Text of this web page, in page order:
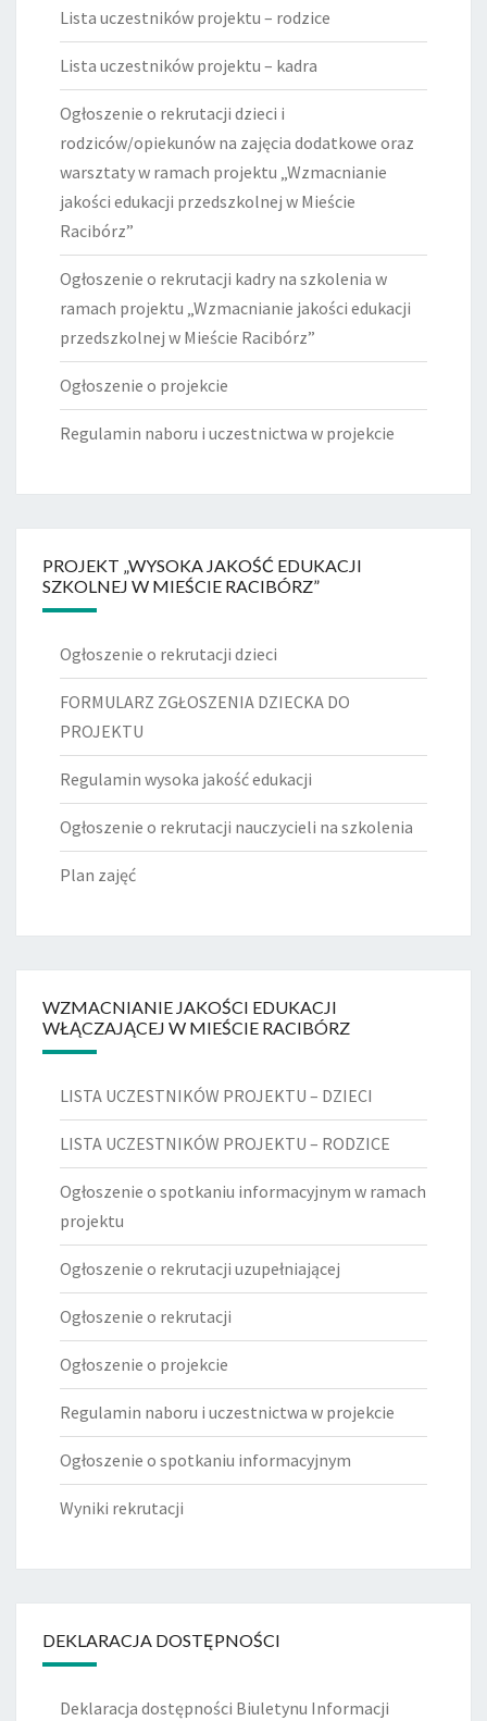
Lista uczestników projektu – rodzice
Lista uczestników projektu – kadra
Ogłoszenie o rekrutacji dzieci i
rodziców/opiekunów na zajęcia dodatkowe oraz
warsztaty w ramach projektu „Wzmacnianie
jakości edukacji przedszkolnej w Mieście
Racibórz”
Ogłoszenie o rekrutacji kadry na szkolenia w
ramach projektu „Wzmacnianie jakości edukacji
przedszkolnej w Mieście Racibórz”
Ogłoszenie o projekcie
Regulamin naboru i uczestnictwa w projekcie
PROJEKT „WYSOKA JAKOŚĆ EDUKACJI
SZKOLNEJ W MIEŚCIE RACIBÓRZ”
Ogłoszenie o rekrutacji dzieci
FORMULARZ ZGŁOSZENIA DZIECKA DO
PROJEKTU
Regulamin wysoka jakość edukacji
Ogłoszenie o rekrutacji nauczycieli na szkolenia
Plan zajęć
WZMACNIANIE JAKOŚCI EDUKACJI
WŁĄCZAJĄCEJ W MIEŚCIE RACIBÓRZ
LISTA UCZESTNIKÓW PROJEKTU – DZIECI
LISTA UCZESTNIKÓW PROJEKTU – RODZICE
Ogłoszenie o spotkaniu informacyjnym w ramach
projektu
Ogłoszenie o rekrutacji uzupełniającej
Ogłoszenie o rekrutacji
Ogłoszenie o projekcie
Regulamin naboru i uczestnictwa w projekcie
Ogłoszenie o spotkaniu informacyjnym
Wyniki rekrutacji
DEKLARACJA DOSTĘPNOŚCI
Deklaracja dostępności Biuletynu Informacji